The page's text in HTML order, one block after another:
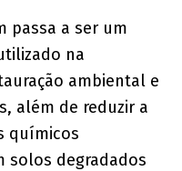
passa a ser um
na
ambiental e
além de reduzir a
químicos
solos degradados